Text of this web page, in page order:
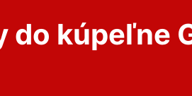
do kúpeľne